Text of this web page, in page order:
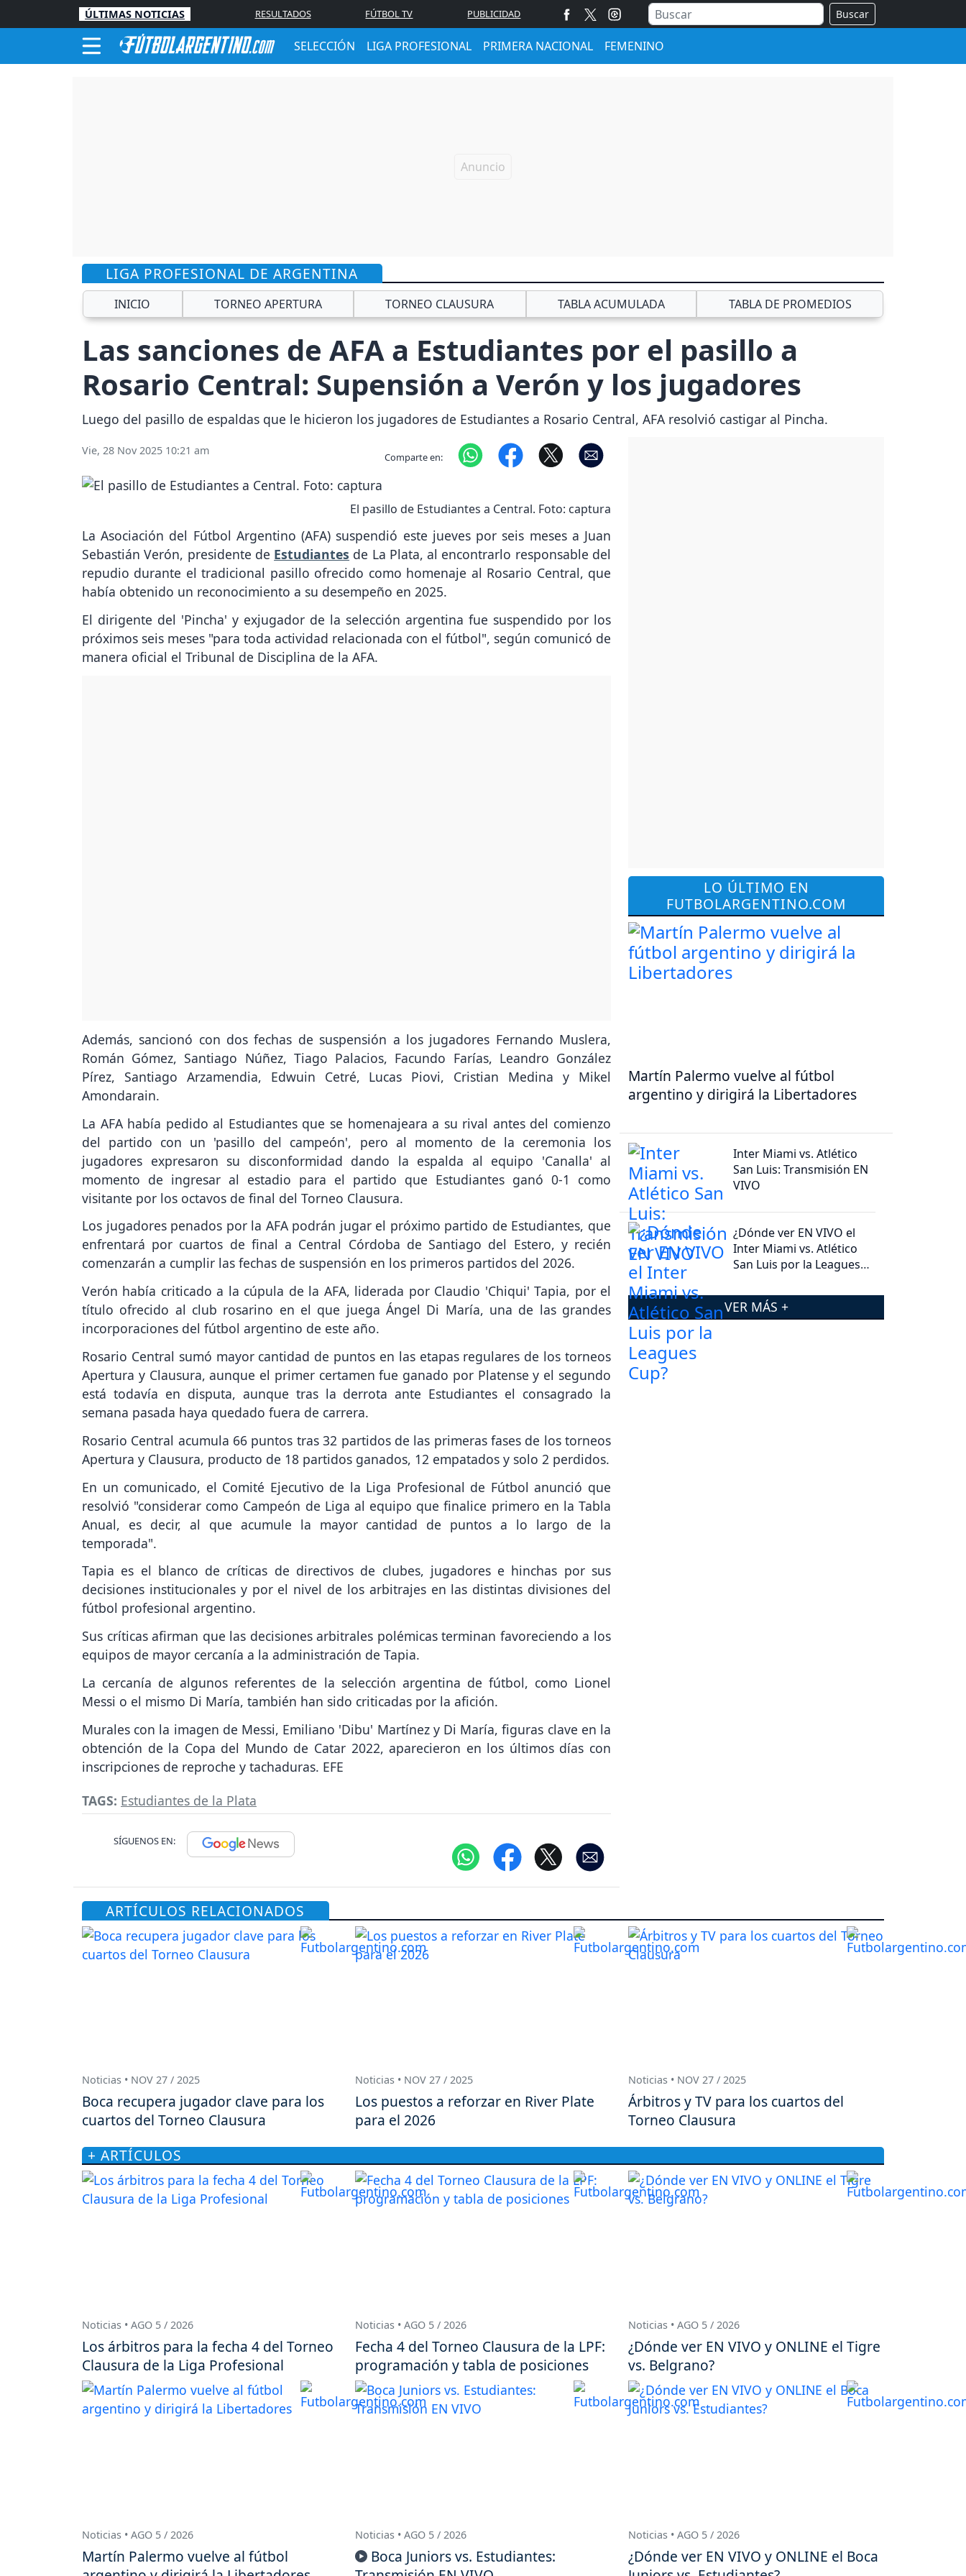
ÚLTIMAS NOTICIAS RESULTADOS FÚTBOL TV PUBLICIDAD Buscar
SELECCIÓN LIGA PROFESIONAL PRIMERA NACIONAL FEMENINO
LIGA PROFESIONAL DE ARGENTINA
INICIO TORNEO APERTURA TORNEO CLAUSURA TABLA ACUMULADA TABLA DE PROMEDIOS
Las sanciones de AFA a Estudiantes por el pasillo a
Rosario Central: Supensión a Verón y los jugadores
Luego del pasillo de espaldas que le hicieron los jugadores de Estudiantes a Rosario Central, AFA resolvió castigar al Pincha.
Vie, 28 Nov 2025 10:21 am Comparte en:
El pasillo de Estudiantes a Central. Foto: captura
La Asociación del Fútbol Argentino (AFA) suspendió este jueves por seis meses a Juan
Sebastián Verón, presidente de Estudiantes de La Plata, al encontrarlo responsable del
repudio durante el tradicional pasillo ofrecido como homenaje al Rosario Central, que
había obtenido un reconocimiento a su desempeño en 2025.
El dirigente del 'Pincha' y exjugador de la selección argentina fue suspendido por los
próximos seis meses "para toda actividad relacionada con el fútbol", según comunicó de
manera oficial el Tribunal de Disciplina de la AFA.
Además, sancionó con dos fechas de suspensión a los jugadores Fernando Muslera,
Román Gómez, Santiago Núñez, Tiago Palacios, Facundo Farías, Leandro González
Pírez, Santiago Arzamendia, Edwuin Cetré, Lucas Piovi, Cristian Medina y Mikel
Amondarain.
La AFA había pedido al Estudiantes que se homenajeara a su rival antes del comienzo
del partido con un 'pasillo del campeón', pero al momento de la ceremonia los
jugadores expresaron su disconformidad dando la espalda al equipo 'Canalla' al
momento de ingresar al estadio para el partido que Estudiantes ganó 0-1 como
visitante por los octavos de final del Torneo Clausura.
Los jugadores penados por la AFA podrán jugar el próximo partido de Estudiantes, que
enfrentará por cuartos de final a Central Córdoba de Santiago del Estero, y recién
comenzarán a cumplir las fechas de suspensión en los primeros partidos del 2026.
Verón había criticado a la cúpula de la AFA, liderada por Claudio 'Chiqui' Tapia, por el
título ofrecido al club rosarino en el que juega Ángel Di María, una de las grandes
incorporaciones del fútbol argentino de este año.
Rosario Central sumó mayor cantidad de puntos en las etapas regulares de los torneos
Apertura y Clausura, aunque el primer certamen fue ganado por Platense y el segundo
está todavía en disputa, aunque tras la derrota ante Estudiantes el consagrado la
semana pasada haya quedado fuera de carrera.
Rosario Central acumula 66 puntos tras 32 partidos de las primeras fases de los torneos
Apertura y Clausura, producto de 18 partidos ganados, 12 empatados y solo 2 perdidos.
En un comunicado, el Comité Ejecutivo de la Liga Profesional de Fútbol anunció que
resolvió "considerar como Campeón de Liga al equipo que finalice primero en la Tabla
Anual, es decir, al que acumule la mayor cantidad de puntos a lo largo de la
temporada".
Tapia es el blanco de críticas de directivos de clubes, jugadores e hinchas por sus
decisiones institucionales y por el nivel de los arbitrajes en las distintas divisiones del
fútbol profesional argentino.
Sus críticas afirman que las decisiones arbitrales polémicas terminan favoreciendo a los
equipos de mayor cercanía a la administración de Tapia.
La cercanía de algunos referentes de la selección argentina de fútbol, como Lionel
Messi o el mismo Di María, también han sido criticadas por la afición.
Murales con la imagen de Messi, Emiliano 'Dibu' Martínez y Di María, figuras clave en la
obtención de la Copa del Mundo de Catar 2022, aparecieron en los últimos días con
inscripciones de reproche y tachaduras. EFE
TAGS: Estudiantes de la Plata
SÍGUENOS EN:
LO ÚLTIMO EN
FUTBOLARGENTINO.COM
Martín Palermo vuelve al fútbol
argentino y dirigirá la Libertadores
Inter Miami vs. Atlético
San Luis: Transmisión EN
VIVO
¿Dónde ver EN VIVO el
Inter Miami vs. Atlético
San Luis por la Leagues
VER MÁS +
ARTÍCULOS RELACIONADOS
Noticias • NOV 27 / 2025
Boca recupera jugador clave para los
cuartos del Torneo Clausura
Noticias • NOV 27 / 2025
Los puestos a reforzar en River Plate
para el 2026
Noticias • NOV 27 / 2025
Árbitros y TV para los cuartos del
Torneo Clausura
+ ARTÍCULOS
Noticias • AGO 5 / 2026
Los árbitros para la fecha 4 del Torneo
Clausura de la Liga Profesional
Noticias • AGO 5 / 2026
Fecha 4 del Torneo Clausura de la LPF:
programación y tabla de posiciones
Noticias • AGO 5 / 2026
¿Dónde ver EN VIVO y ONLINE el Tigre
vs. Belgrano?
Noticias • AGO 5 / 2026
Martín Palermo vuelve al fútbol
Noticias • AGO 5 / 2026
Boca Juniors vs. Estudiantes:
Noticias • AGO 5 / 2026
¿Dónde ver EN VIVO y ONLINE el Boca